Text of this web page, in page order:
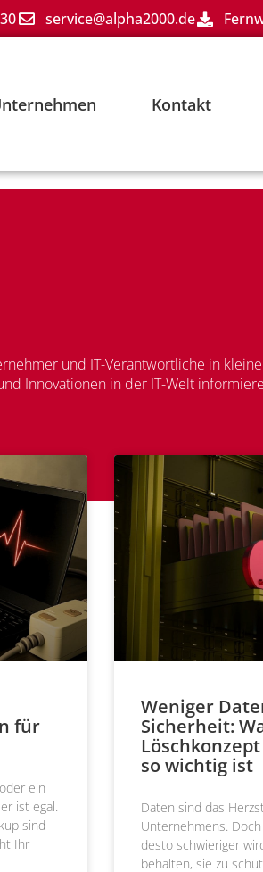
service@alpha2000.de
Kontakt
und IT-Verantwortliche in
Innovationen in der IT-Welt
für
ein
ist egal.
sind
Ihr
Weniger
Sicherheit:
so wichtig ist
Daten sind das
Unternehmens.
desto schwieriger
behalten, sie zu